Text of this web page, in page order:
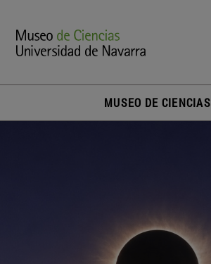
MUSEO DE CIENCIAS